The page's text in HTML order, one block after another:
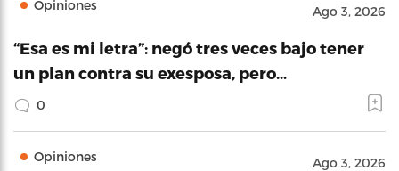
Opiniones Ago 3, 2026
“Esa es mi letra”: negó tres veces bajo tener
un plan contra su exesposa, pero…
0
Opiniones Ago 3, 2026